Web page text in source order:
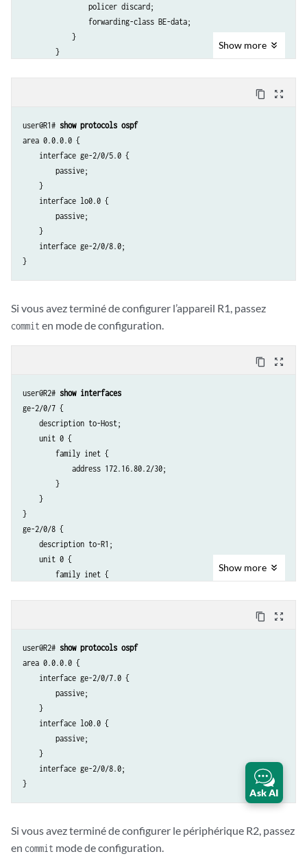
                policer discard;
                forwarding-class BE-data;
            }
        }
            }
            then {
                policer discard;
                forwarding-class Premium-data;
            }
        }
        term accept {
            then accept;
        }
    }
    if-exceeding {
        bandwidth-limit 700m;
Show more
content_copy zoom_out_map
user@R1# show protocols ospf
area 0.0.0.0 {
    interface ge-2/0/5.0 {
        passive;
    }
    interface lo0.0 {
        passive;
    }
    interface ge-2/0/8.0;
Si vous avez terminé de configurer l’appareil R1, passez
commiten mode de configuration.
content_copy zoom_out_map
user@R2# show interfaces
ge-2/0/7 {
    description to-Host;
    unit 0 {
        family inet {
            address 172.16.80.2/30;
        }
    }
}
ge-2/0/8 {
    description to-R1;
    unit 0 {
        family inet {
lo0 {
    unit 0 {
        description looback-interface;
        family inet {
            address 192.168.14.1/32;
        }
Show more
content_copy zoom_out_map
user@R2# show protocols ospf
area 0.0.0.0 {
    interface ge-2/0/7.0 {
        passive;
    }
    interface lo0.0 {
        passive;
    }
    interface ge-2/0/8.0;
Si vous avez terminé de configurer le périphérique R2, passez
en commit mode de configuration.
Ask AI